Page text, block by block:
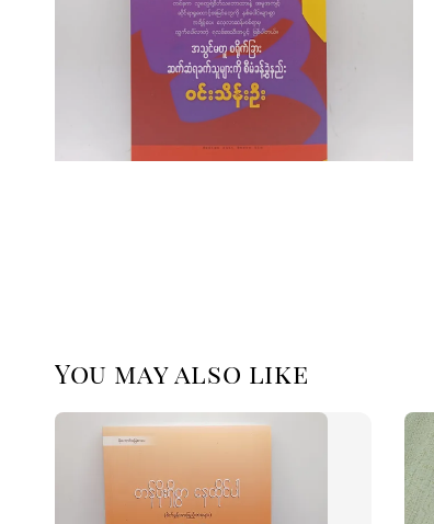
You may also like